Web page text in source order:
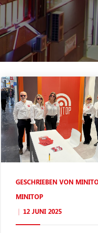
GESCHRIEBEN VON
MINITOP
12 JUNI 2025